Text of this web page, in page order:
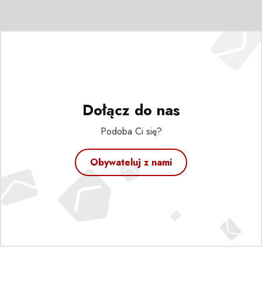
Dołącz do nas
Podoba Ci się?
Obywateluj z nami